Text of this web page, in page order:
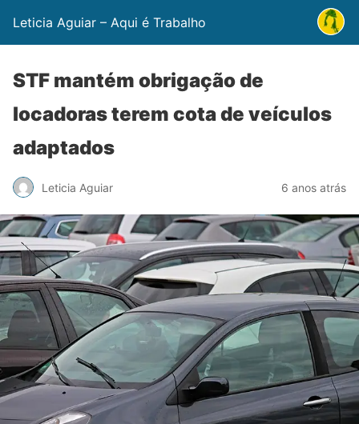
Leticia Aguiar – Aqui é Trabalho
STF mantém obrigação de
locadoras terem cota de veículos
adaptados
Leticia Aguiar 6 anos atrás